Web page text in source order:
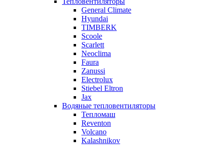
General Climate
Hyundai
TIMBERK
Scoole
Scarlett
Neoclima
Faura
Zanussi
Electrolux
Stiebel Eltron
Jax
Водяные тепловентиляторы
Тепломаш
Reventon
Volcano
Kalashnikov